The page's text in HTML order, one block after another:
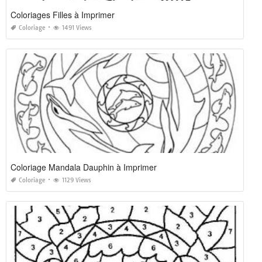
Coloriages Filles à Imprimer
Coloriage 1491 Views
Coloriage Mandala Dauphin à Imprimer
Coloriage 1129 Views